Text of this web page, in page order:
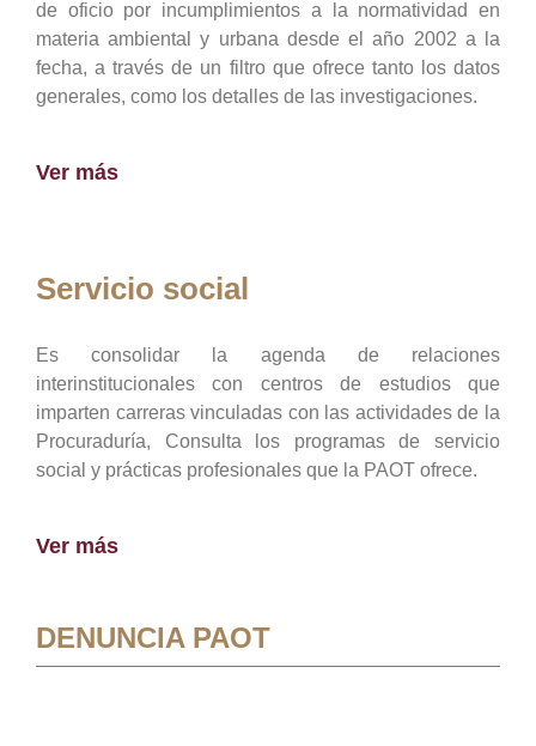
de oficio por incumplimientos a la normatividad en
materia ambiental y urbana desde el año 2002 a la
fecha, a través de un filtro que ofrece tanto los datos
generales, como los detalles de las investigaciones.
Ver más
Servicio social
Es consolidar la agenda de relaciones
interinstitucionales con centros de estudios que
imparten carreras vinculadas con las actividades de la
Procuraduría, Consulta los programas de servicio
social y prácticas profesionales que la PAOT ofrece.
Ver más
DENUNCIA PAOT